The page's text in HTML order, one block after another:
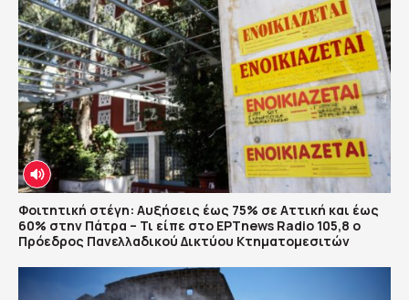
Φοιτητική στέγη: Αυξήσεις έως 75% σε Αττική και έως
60% στην Πάτρα – Τι είπε στο ΕΡΤnews Radio 105,8 ο
Πρόεδρος Πανελλαδικού Δικτύου Κτηματομεσιτών